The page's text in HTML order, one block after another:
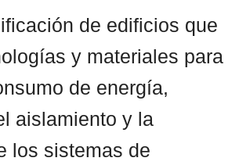
de edificios que
y materiales para
de energía,
aislamiento y la
los sistemas de